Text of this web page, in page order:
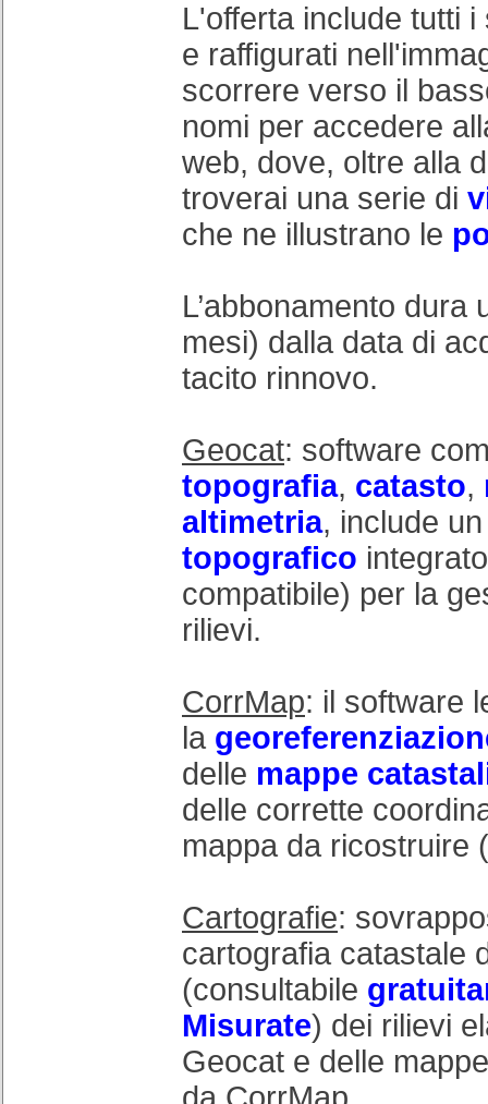
L'offerta include tutti
e raffigurati
scorrere verso il
nomi per accedere
web, dove, oltre alla
troverai una serie di
che ne illustrano le
L’abbonamento dura
mesi) dalla data di
tacito rinnovo.
Geocat: software
topografia, catasto,
altimetria, include
topografico
compatibile) per la
rilievi.
CorrMap: il software
la
delle mappe
delle corrette
mappa da ricostruire
Cartografie:
cartografia catastale
(consultabile
Misurate) dei rilievi
Geocat e delle